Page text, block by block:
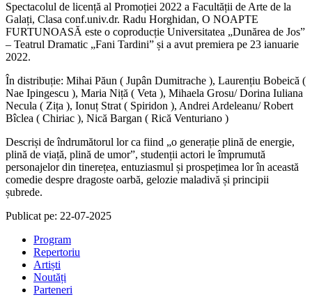
Spectacolul de licență al Promoției 2022 a Facultății de Arte de la
Galați, Clasa conf.univ.dr. Radu Horghidan, O NOAPTE
FURTUNOASĂ este o coproducție Universitatea „Dunărea de Jos”
– Teatrul Dramatic „Fani Tardini” și a avut premiera pe 23 ianuarie
2022.
În distribuție: Mihai Păun ( Jupân Dumitrache ), Laurențiu Bobeică (
Nae Ipingescu ), Maria Niță ( Veta ), Mihaela Grosu/ Dorina Iuliana
Necula ( Zița ), Ionuț Strat ( Spiridon ), Andrei Ardeleanu/ Robert
Bîclea ( Chiriac ), Nică Bargan ( Rică Venturiano )
Descriși de îndrumătorul lor ca fiind „o generație plină de energie,
plină de viață, plină de umor”, studenții actori le împrumută
personajelor din tinerețea, entuziasmul și prospețimea lor în această
comedie despre dragoste oarbă, gelozie maladivă și principii
șubrede.
Publicat pe: 22-07-2025
Program
Repertoriu
Artiști
Noutăți
Parteneri